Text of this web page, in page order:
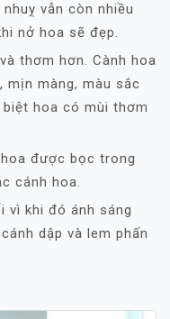
vẫn còn nhiều
nở hoa sẽ đẹp.
thơm hơn. Cành hoa
mịn màng, màu sắc
hoa có mùi thơm
được bọc trong
cánh hoa.
vì khi đó ánh sáng
dập và lem phấn